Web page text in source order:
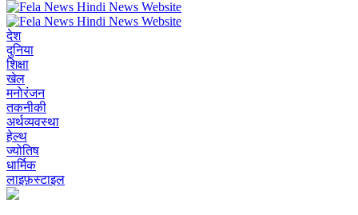
देश
दुनिया
शिक्षा
खेल
मनोरंजन
तकनीकी
अर्थव्यवस्था
हेल्थ
ज्योतिष
धार्मिक
लाइफ़स्टाइल